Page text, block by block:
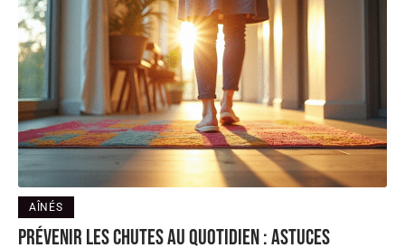
AÎNÉS
Prévenir les chutes au quotidien : astuces